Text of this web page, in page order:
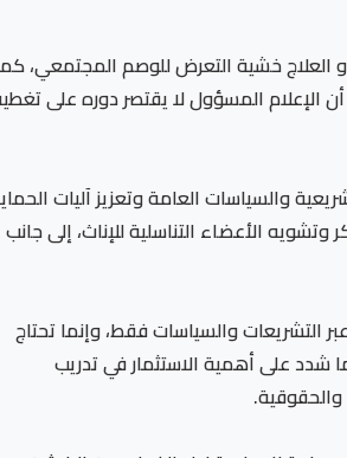
العلاج خشية التعرض للوصم المجتمعي،
الإعلام المسؤول لا يقتصر دوره على
والسياسات العامة وتعزيز آليات
الأعضاء التناسلية للإناث، إلى جانب
التشريعات والسياسات فقط، وإنما تحتاج
شدد على أهمية الاستثمار في تدريب
والحقوقية.